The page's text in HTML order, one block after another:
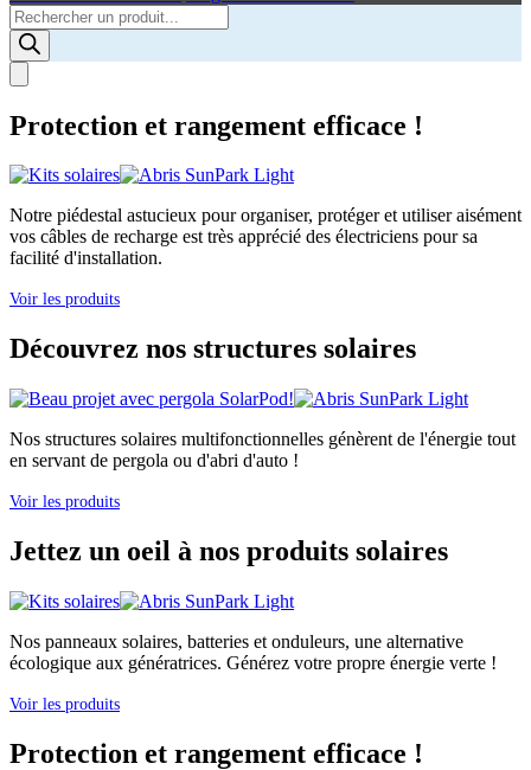
Products
search
Protection et rangement efficace !
Notre piédestal astucieux pour organiser, protéger et utiliser aisément
vos câbles de recharge est très apprécié des électriciens pour sa
facilité d'installation.
Voir les produits
Découvrez nos structures solaires
Nos structures solaires multifonctionnelles génèrent de l'énergie tout
en servant de pergola ou d'abri d'auto !
Voir les produits
Jettez un oeil à nos produits solaires
Nos panneaux solaires, batteries et onduleurs, une alternative
écologique aux génératrices. Générez votre propre énergie verte !
Voir les produits
Protection et rangement efficace !